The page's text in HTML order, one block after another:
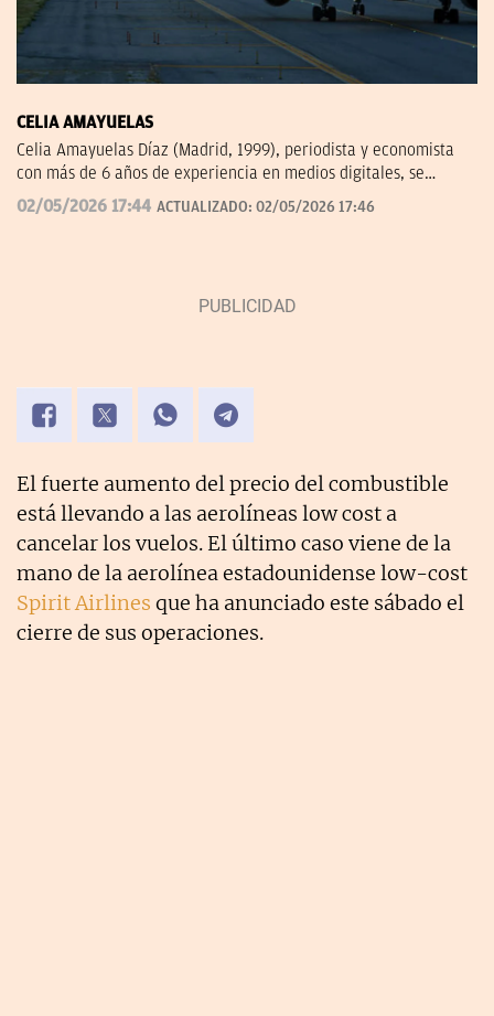
CELIA AMAYUELAS
Celia Amayuelas Díaz (Madrid, 1999), periodista y economista
con más de 6 años de experiencia en medios digitales, se
incorporó a OKDIARIO en 2026 procedente de finanzas.com, 'El
Español' y Capital Radio. Puedes contactar conmigo en
02/05/2026 17:44 ACTUALIZADO: 02/05/2026 17:46
El fuerte aumento del precio del combustible
está llevando a las aerolíneas low cost a
cancelar los vuelos. El último caso viene de la
mano de la aerolínea estadounidense low-cost
Spirit Airlines que ha anunciado este sábado el
cierre de sus operaciones.